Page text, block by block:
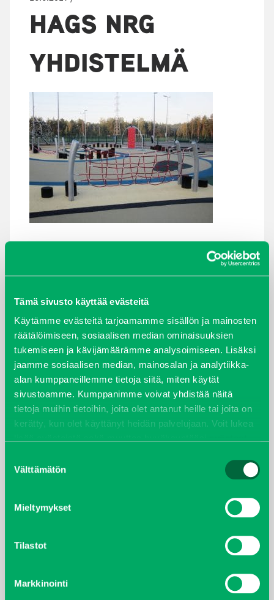
Tämä sivusto käyttää evästeitä
Käytämme evästeitä tarjoamamme sisällön ja mainosten
räätälöimiseen, sosiaalisen median ominaisuuksien
tukemiseen ja kävijämäärämme analysoimiseen. Lisäksi
jaamme sosiaalisen median, mainosalan ja analytiikka-
alan kumppaneillemme tietoja siitä, miten käytät
sivustoamme. Kumppanimme voivat yhdistää näitä
tietoja muihin tietoihin, joita olet antanut heille tai joita on
kerätty, kun olet käyttänyt heidän palvelujaan. Voit lukea
valinta
Välttämätön
Mieltymykset
Tilastot
Markkinointi
HAGS NRG
YHDISTELMÄ
elokuu 2024
syyskuu 2023
joulukuu 2022
huhtikuu 2022
helmikuu 2022
joulukuu 2021
lokakuu 2021